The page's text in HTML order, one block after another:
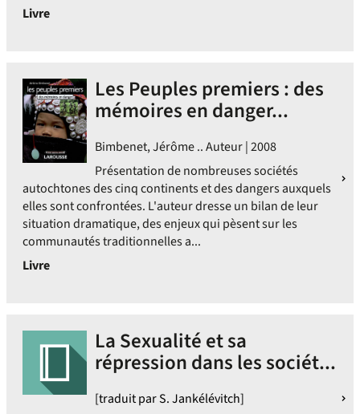
Livre
Les Peuples premiers : des
mémoires en danger...
Bimbenet, Jérôme .. Auteur | 2008
Présentation de nombreuses sociétés
autochtones des cinq continents et des dangers auxquels
elles sont confrontées. L'auteur dresse un bilan de leur
situation dramatique, des enjeux qui pèsent sur les
communautés traditionnelles a...
Livre
La Sexualité et sa
répression dans les sociét...
[traduit par S. Jankélévitch]